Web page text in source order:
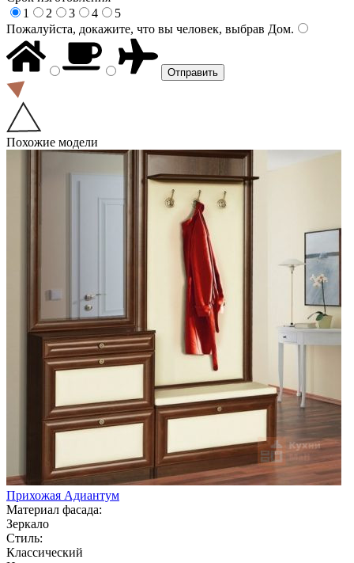
1
2 3 4
5
Пожалуйста, докажите, что вы человек, выбрав Дом.
Похожие модели
Прихожая Адиантум
Материал фасада:
Зеркало
Стиль:
Классический